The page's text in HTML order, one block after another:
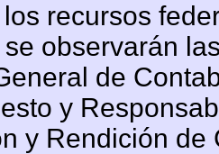
recursos
observarán
de
y
y Rendición